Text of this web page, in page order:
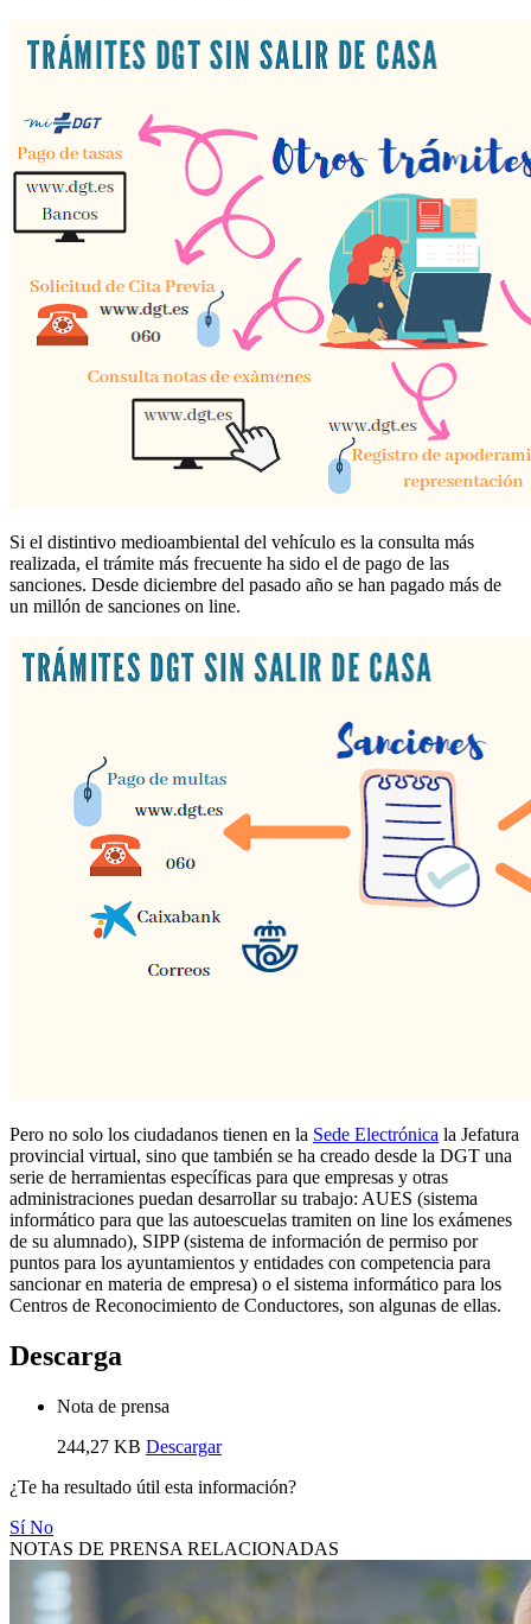
Si el distintivo medioambiental del vehículo es la consulta más
realizada, el trámite más frecuente ha sido el de pago de las
sanciones. Desde diciembre del pasado año se han pagado más de
un millón de sanciones on line.
Pero no solo los ciudadanos tienen en la Sede Electrónica la Jefatura
provincial virtual, sino que también se ha creado desde la DGT una
serie de herramientas específicas para que empresas y otras
administraciones puedan desarrollar su trabajo: AUES (sistema
informático para que las autoescuelas tramiten on line los exámenes
de su alumnado), SIPP (sistema de información de permiso por
puntos para los ayuntamientos y entidades con competencia para
sancionar en materia de empresa) o el sistema informático para los
Centros de Reconocimiento de Conductores, son algunas de ellas.
Descarga
Nota de prensa
244,27 KB Descargar
¿Te ha resultado útil esta información?
SíNo
NOTAS DE PRENSA RELACIONADAS